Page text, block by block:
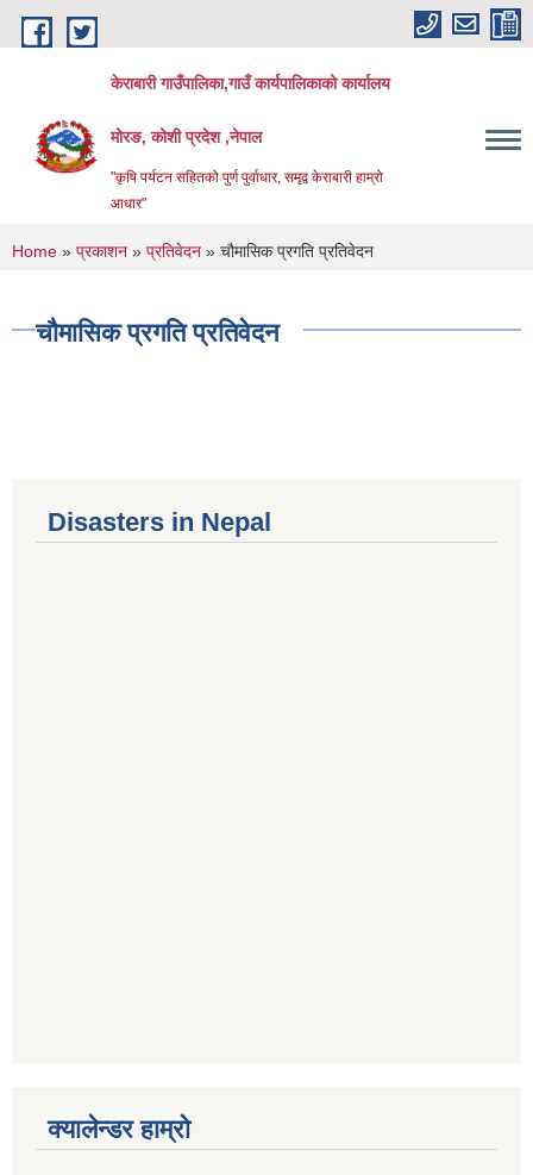
Skip to main content
केराबारी गाउँपालिका,गाउँ कार्यपालिकाको कार्यालय
मोरङ, कोशी प्रदेश ,नेपाल
"कृषि पर्यटन सहितको पुर्ण पुर्वाधार, समृद्व केराबारी हाम्रो
आधार"
You are here
Home » प्रकाशन » प्रतिवेदन » चौमासिक प्रगति प्रतिवेदन
चौमासिक प्रगति प्रतिवेदन
Disasters in Nepal
क्यालेन्डर हाम्रो